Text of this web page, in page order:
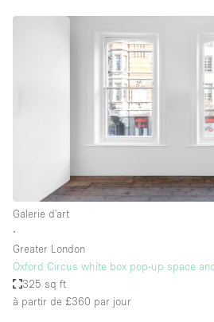
Galerie d'art
∙
Greater London
Oxford Circus white box pop-up space
325 sq ft
à partir de £360 par jour